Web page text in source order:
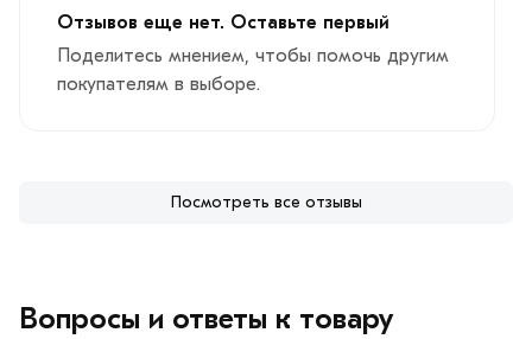
Отзывов еще нет. Оставьте первый
Поделитесь мнением, чтобы помочь другим
покупателям в выборе.
Посмотреть все отзывы
Вопросы и ответы к товару